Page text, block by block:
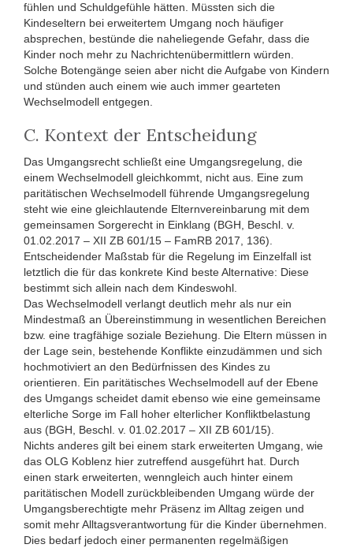
fühlen und Schuldgefühle hätten. Müssten sich die
Kindeseltern bei erweitertem Umgang noch häufiger
absprechen, bestünde die naheliegende Gefahr, dass die
Kinder noch mehr zu Nachrichtenübermittlern würden.
Solche Botengänge seien aber nicht die Aufgabe von Kindern
und stünden auch einem wie auch immer gearteten
Wechselmodell entgegen.
C. Kontext der Entscheidung
Das Umgangsrecht schließt eine Umgangsregelung, die
einem Wechselmodell gleichkommt, nicht aus. Eine zum
paritätischen Wechselmodell führende Umgangsregelung
steht wie eine gleichlautende Elternvereinbarung mit dem
gemeinsamen Sorgerecht in Einklang (BGH, Beschl. v.
01.02.2017 – XII ZB 601/15 – FamRB 2017, 136).
Entscheidender Maßstab für die Regelung im Einzelfall ist
letztlich die für das konkrete Kind beste Alternative: Diese
bestimmt sich allein nach dem Kindeswohl.
Das Wechselmodell verlangt deutlich mehr als nur ein
Mindestmaß an Übereinstimmung in wesentlichen Bereichen
bzw. eine tragfähige soziale Beziehung. Die Eltern müssen in
der Lage sein, bestehende Konflikte einzudämmen und sich
hochmotiviert an den Bedürfnissen des Kindes zu
orientieren. Ein paritätisches Wechselmodell auf der Ebene
des Umgangs scheidet damit ebenso wie eine gemeinsame
elterliche Sorge im Fall hoher elterlicher Konfliktbelastung
aus (BGH, Beschl. v. 01.02.2017 – XII ZB 601/15).
Nichts anderes gilt bei einem stark erweiterten Umgang, wie
das OLG Koblenz hier zutreffend ausgeführt hat. Durch
einen stark erweiterten, wenngleich auch hinter einem
paritätischen Modell zurückbleibenden Umgang würde der
Umgangsberechtigte mehr Präsenz im Alltag zeigen und
somit mehr Alltagsverantwortung für die Kinder übernehmen.
Dies bedarf jedoch einer permanenten regelmäßigen